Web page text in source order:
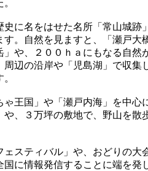
に名をはせた名所「常山城跡
。自然を見ますと、「瀬戸大
や、２００ｈａにもなる自然
辺の沿岸や「児島湖」で収集
王国」や「瀬戸内海」を中心
、３万坪の敷地で、野山を散
スティバル」や、おどりの大
に情報発信することに端を発